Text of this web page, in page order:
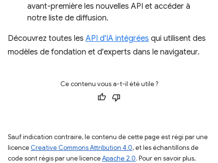
avant-première les nouvelles API et accéder à
notre liste de diffusion.
Découvrez toutes les API d'IA intégrées qui utilisent des
modèles de fondation et d'experts dans le navigateur.
Ce contenu vous a-t-il été utile ?
Sauf indication contraire, le contenu de cette page est régi par une
licence Creative Commons Attribution 4.0, et les échantillons de
code sont régis par une licenceApache 2.0. Pour en savoir plus,